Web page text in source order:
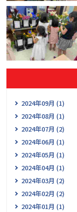
2024年09月 (1)
2024年08月 (1)
2024年07月 (2)
2024年06月 (1)
2024年05月 (1)
2024年04月 (1)
2024年03月 (2)
2024年02月 (2)
2024年01月 (1)